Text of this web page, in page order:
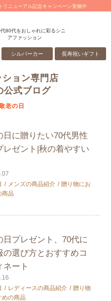
リニューアル記念キャンペーン実施中
80代をおしゃれに彩るシニ
アファッション
シルバーカー 長寿祝いギフト
ョン専門店
公式ブログ
老の日
日に贈りたい70代男性
レゼント|秋の着やすい
メンズの商品紹介
贈り物にお
商品
日プレゼント、70代に
の選び方とおすすめコ
ネート
レディースの商品紹介
贈り物
めの商品